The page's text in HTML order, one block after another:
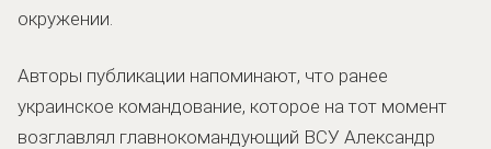
окружении.
Авторы публикации напоминают, что ранее
украинское командование, которое на тот момент
возглавлял главнокомандующий ВСУ Александр